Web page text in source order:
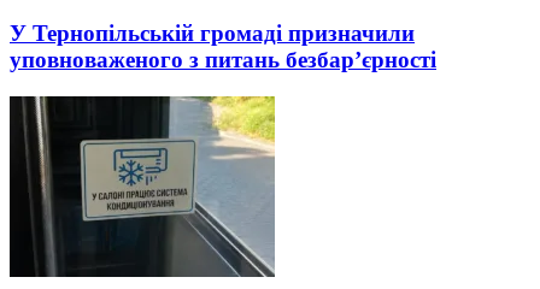
У Тернопільській громаді призначили
уповноваженого з питань безбар’єрності